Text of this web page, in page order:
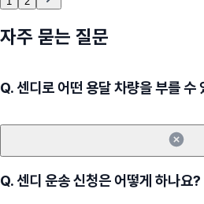
자주 묻는 질문
Q.센디로 어떤 용달 차량을 부를 수
Q.센디 운송 신청은 어떻게 하나요?